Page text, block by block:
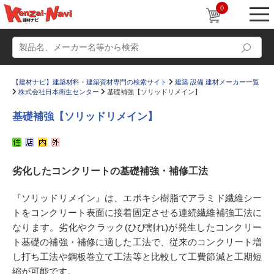
0
かたなび コラム
すまいリング 設計士インタビュー
Q＆A 販売・施工代理店募集
お気に入り
【建材ナビ】建築材料・建築資材専門の検索サイト
建築 設備 建材メーカー一覧
株式会社日本衛生センター
基礎補強【ソリッドリメイン】
基礎補強【ソリッドリメイン】
劣化したコンクリートの基礎補強・補修工法
『ソリッドリメイン』は、エポキシ樹脂でアラミド繊維シー
トをコンクリート表面に接着固定させる連続繊維補強工法に
なります。劣化やクラック(ひび割れ)が発生したコンクリー
ト基礎の補強・補修に適した工法で、従来のコンクリート増
し打ち工法や鋼板巻立て工法等と比較して工費節減と工期短
縮が可能です。